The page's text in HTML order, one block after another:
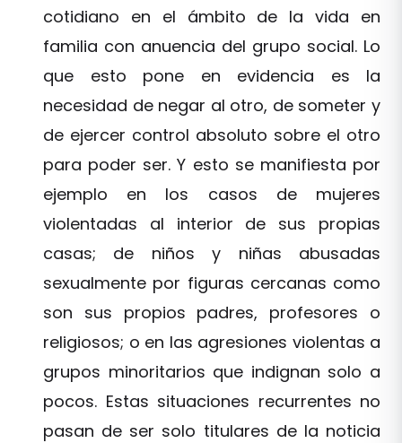
cotidiano en el ámbito de la vida en
familia con anuencia del grupo social. Lo
que esto pone en evidencia es la
necesidad de negar al otro, de someter y
de ejercer control absoluto sobre el otro
para poder ser. Y esto se manifiesta por
ejemplo en los casos de mujeres
violentadas al interior de sus propias
casas; de niños y niñas abusadas
sexualmente por figuras cercanas como
son sus propios padres, profesores o
religiosos; o en las agresiones violentas a
grupos minoritarios que indignan solo a
pocos. Estas situaciones recurrentes no
pasan de ser solo titulares de la noticia